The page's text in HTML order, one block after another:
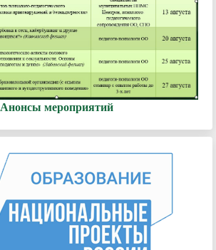
Анонсы мероприятий